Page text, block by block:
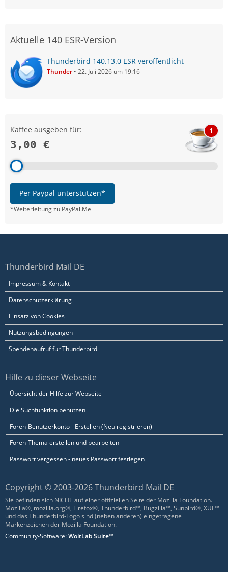
Aktuelle 140 ESR-Version
Thunderbird 140.13.0 ESR veröffentlicht
Thunder 22. Juli 2026 um 19:16
Kaffee ausgeben für:
3,00 €
1
Per Paypal unterstützen*
*Weiterleitung zu PayPal.Me
Thunderbird Mail DE
Impressum & Kontakt
Datenschutzerklärung
Einsatz von Cookies
Nutzungsbedingungen
Spendenaufruf für Thunderbird
Hilfe zu dieser Webseite
Übersicht der Hilfe zur Webseite
Die Suchfunktion benutzen
Foren-Benutzerkonto - Erstellen (Neu registrieren)
Foren-Thema erstellen und bearbeiten
Passwort vergessen - neues Passwort festlegen
Copyright © 2003-2026 Thunderbird Mail DE
Sie befinden sich NICHT auf einer offiziellen Seite der Mozilla Foundation.
Mozilla®, mozilla.org®, Firefox®, Thunderbird™, Bugzilla™, Sunbird®, XUL™
und das Thunderbird-Logo sind (neben anderen) eingetragene
Markenzeichen der Mozilla Foundation.
Community-Software:WoltLab Suite™